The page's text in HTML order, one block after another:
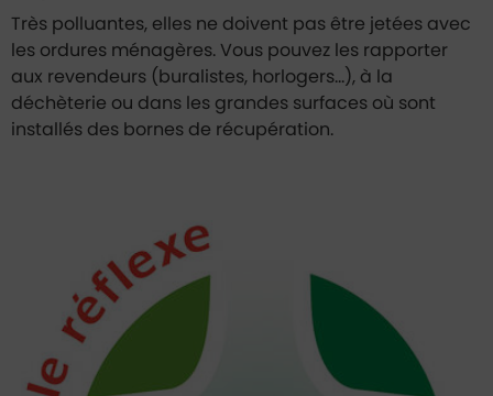
Très polluantes, elles ne doivent pas être jetées avec
les ordures ménagères. Vous pouvez les rapporter
aux revendeurs (buralistes, horlogers…), à la
déchèterie ou dans les grandes surfaces où sont
installés des bornes de récupération.